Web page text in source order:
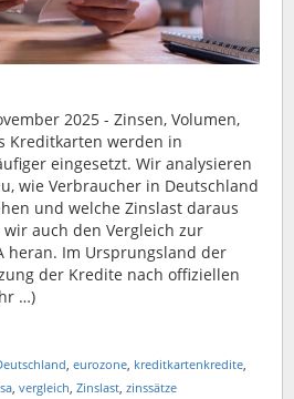
2025 - Zinsen, Volumen,
Kreditkarten werden in
eingesetzt. Wir analysieren
wie Verbraucher in Deutschland
und welche Zinslast daraus
auch den Vergleich zur
heran. Im Ursprungsland der
der Kredite nach offiziellen
…)
, eurozone, kreditkartenkredite,
, vergleich, Zinslast, zinssätze